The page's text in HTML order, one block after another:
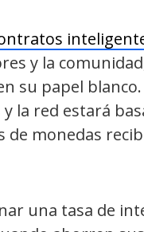
y la
su papel blanco.
la red estará
de monedas
una tasa de